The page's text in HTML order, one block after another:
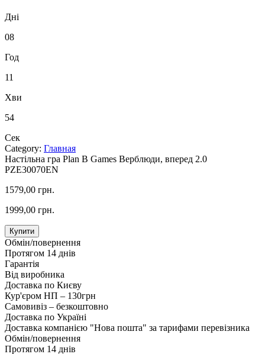
Дні
08
Год
11
Хви
53
Сек
Category: Главная
Настільна гра Plan B Games Верблюди, вперед 2.0
PZE30070EN
1579,00 грн.
1999,00 грн.
Купити
Обмін/повернення
Протягом 14 днів
Гарантія
Від виробника
Доставка по Києву
Кур'єром НП – 130грн
Самовивіз – безкоштовно
Доставка по Україні
Доставка компанією "Нова пошта" за тарифами перевізника
Обмін/повернення
Протягом 14 днів